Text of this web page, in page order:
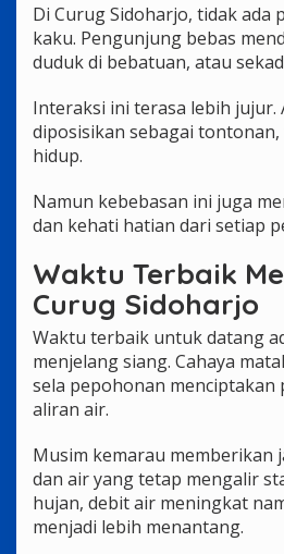
Di Curug Sidoharjo, tidak ada
kaku. Pengunjung bebas
duduk di bebatuan, atau
Interaksi ini terasa lebih jujur.
diposisikan sebagai
hidup.
Namun kebebasan ini juga
dan kehati hatian dari setiap
Waktu Terbaik
Curug Sidoharjo
Waktu terbaik untuk datang
menjelang siang. Cahaya
sela pepohonan menciptakan
aliran air.
Musim kemarau memberikan
dan air yang tetap mengalir
hujan, debit air meningkat
menjadi lebih menantang.